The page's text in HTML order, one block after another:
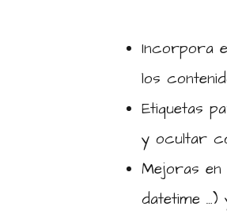
Incorpora
los
Etiquetas
y ocultar
Mejoras en
datetime